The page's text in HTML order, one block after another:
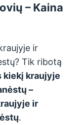
– Kaina
ir
Tik ribotą
kiekį kraujyje
–
ir
.